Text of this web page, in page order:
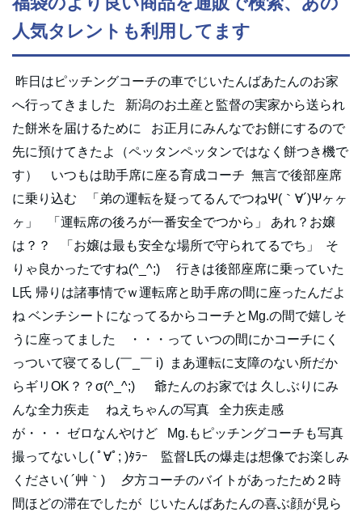
人気タレントも利用してます
昨日はピッチングコーチの車でじいたんばあたんのお家
へ行ってきました 新潟のお土産と監督の実家から送られ
た餅米を届けるために お正月にみんなでお餅にするので
先に預けてきたよ（ペッタンペッタンではなく餅つき機で
す） いつもは助手席に座る育成コーチ 無言で後部座席
に乗り込む 「弟の運転を疑ってるんでつねΨ(｀∀´)Ψヶヶ
ヶ」 「運転席の後ろが一番安全でつから」 あれ？お嬢
は？？ 「お嬢は最も安全な場所で守られてるでち」 そ
りゃ良かったですね(^_^;) 行きは後部座席に乗っていた
L氏 帰りは諸事情でｗ運転席と助手席の間に座ったんだよ
ね ベンチシートになってるからコーチとMg.の間で嬉しそ
うに座ってました ・・・って いつの間にかコーチにく
っついて寝てるし(￣_￣ i) まあ運転に支障のない所だか
らギリOK？？σ(^_^;) 爺たんのお家では 久しぶりにみ
んな全力疾走 ねえちゃんの写真 全力疾走感
が・・・ ゼロなんやけど Mg.もピッチングコーチも写真
撮ってないし( ﾟ∀ﾟ; )ﾀﾗｰ 監督L氏の爆走は想像でお楽しみ
ください( ´艸｀) 夕方コーチのバイトがあったため２時
間ほどの滞在でしたが じいたんばあたんの喜ぶ顔が見ら